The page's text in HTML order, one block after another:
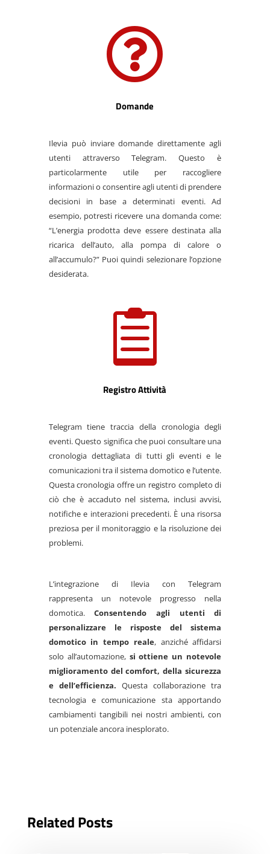

Domande
Ilevia può inviare domande direttamente agli
utenti attraverso Telegram. Questo è
particolarmente utile per raccogliere
informazioni o consentire agli utenti di prendere
decisioni in base a determinati eventi. Ad
esempio, potresti ricevere una domanda come:
“L’energia prodotta deve essere destinata alla
ricarica dell’auto, alla pompa di calore o
all’accumulo?” Puoi quindi selezionare l’opzione
desiderata.

Registro Attività
Telegram tiene traccia della cronologia degli
eventi. Questo significa che puoi consultare una
cronologia dettagliata di tutti gli eventi e le
comunicazioni tra il sistema domotico e l’utente.
Questa cronologia offre un registro completo di
ciò che è accaduto nel sistema, inclusi avvisi,
notifiche e interazioni precedenti. È una risorsa
preziosa per il monitoraggio e la risoluzione dei
problemi.
L’integrazione di Ilevia con Telegram
rappresenta un notevole progresso nella
domotica.Consentendo agli utenti di
personalizzare le risposte del sistema
domotico in tempo reale, anziché affidarsi
solo all’automazione, si ottiene un notevole
miglioramento del comfort, della sicurezza
e dell’efficienza. Questa collaborazione tra
tecnologia e comunicazione sta apportando
cambiamenti tangibili nei nostri ambienti, con
un potenziale ancora inesplorato.
Related Posts